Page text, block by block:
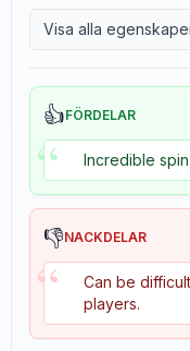
Visa alla
👍FÖRDELAR
“ Incredible
👎NACKDELAR
“
Can be
players.